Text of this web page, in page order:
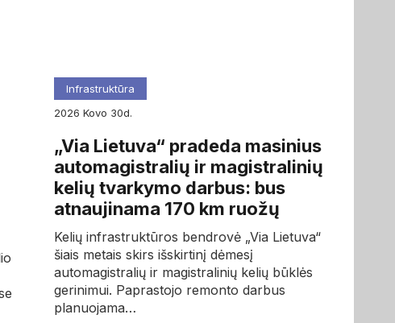
Infrastruktūra
2026
kovo 30d.
„Via Lietuva“ pradeda masinius
automagistralių ir magistralinių
kelių tvarkymo darbus: bus
atnaujinama 170 km ruožų
Kelių infrastruktūros bendrovė „Via Lietuva“
šiais metais skirs išskirtinį dėmesį
automagistralių ir magistralinių kelių būklės
gerinimui. Paprastojo remonto darbus
planuojama…